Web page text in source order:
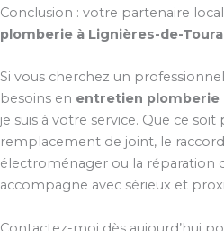
Conclusion : votre partenaire
plomberie à Lignières-de-
Si vous cherchez un
besoins en entretien plomberie
je suis à votre service. Que ce
remplacement de joint, le
électroménager ou la réparation
accompagne avec sérieux et